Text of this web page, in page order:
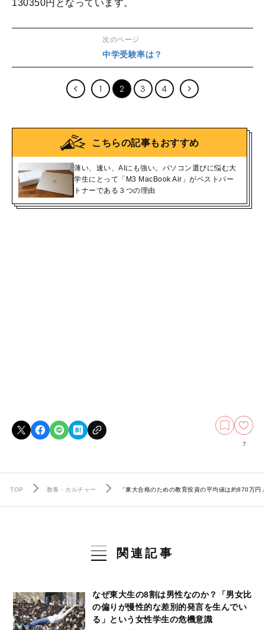
130350円となっています。
次のページ
中学受験率は？
1 2 3 4
こちらの記事もおすすめ
薄い、速い、AIにも強い。パソコン選びに悩む大
学生にとって「M3 MacBook Air」がベストパー
トナーである３つの理由
7
TOP 教養・カルチャー 「東大合格のための教育投資の平均値は約870万
関連記事
なぜ東大生の8割は男性なのか？「男女比
の偏りが慢性的な差別的発言を生んでい
る」という女性学生の危機意識